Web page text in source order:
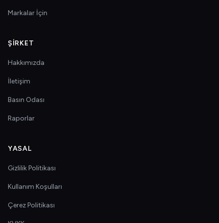
Markalar İçin
ŞIRKET
Hakkımızda
İletişim
Basın Odası
Raporlar
YASAL
Gizlilik Politikası
Kullanım Koşulları
Çerez Politikası